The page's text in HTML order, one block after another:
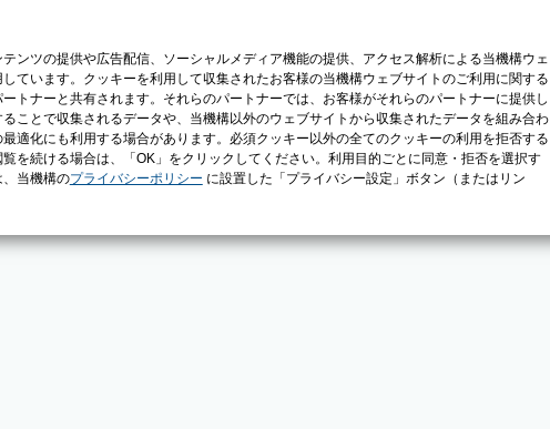
ンツの提供や広告配信、ソーシャルメディア機能の提供、アクセス解析による当機構ウェ
ています。クッキーを利用して収集されたお客様の当機構ウェブサイトのご利用に関する
トナーと共有されます。それらのパートナーでは、お客様がそれらのパートナーに提供し
ことで収集されるデータや、当機構以外のウェブサイトから収集されたデータを組み合わ
適化にも利用する場合があります。必須クッキー以外の全てのクッキーの利用を拒否する
を続ける場合は、「OK」をクリックしてください。利用目的ごとに同意・拒否を選択す
当機構のプライバシーポリシー に設置した「プライバシー設定」ボタン（またはリン